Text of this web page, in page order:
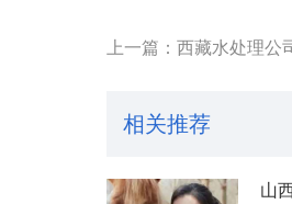
上一篇：西藏水处理公
相关推荐
山